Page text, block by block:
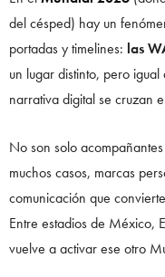
del césped) hay un
portadas y timelines: las
un lugar distinto, pero
narrativa digital se cruzan
No son solo
muchos casos, marcas
comunicación que
Entre estadios de México,
vuelve a activar ese otro